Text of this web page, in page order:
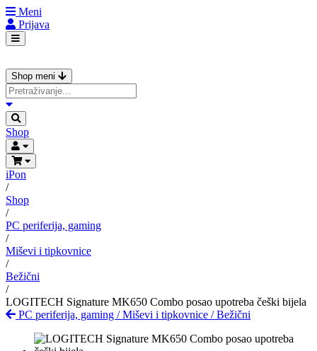
Meni
Prijava
Shop meni
Shop
iPon
/
Shop
/
PC periferija, gaming
/
Miševi i tipkovnice
/
Bežični
/
LOGITECH Signature MK650 Combo posao upotreba češki bijela
PC periferija, gaming /Miševi i tipkovnice /Bežični